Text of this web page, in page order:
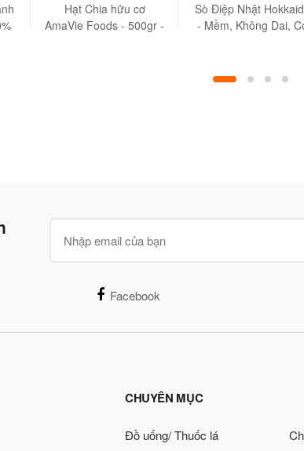
Hạt Chia hữu cơ
AmaVie Foods - 500gr -
Sò Điệp Nhật
- Mềm, Không Dai,
Facebook
CHUYÊN MỤC
Đồ uống/ Thuốc lá